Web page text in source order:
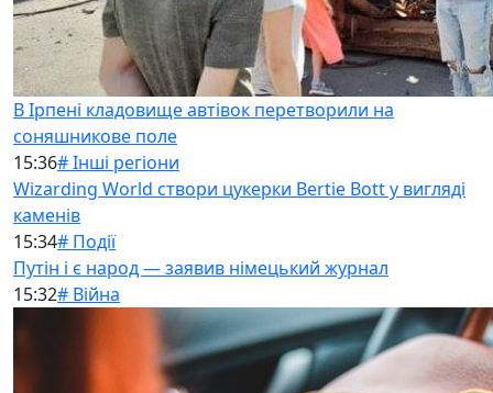
В Ірпені кладовище автівок перетворили на
соняшникове поле
15:36# Інші регіони
Wizarding World створи цукерки Bertie Bott у вигляді
каменів
15:34# Події
Путін і є народ — заявив німецький журнал
15:32# Війна